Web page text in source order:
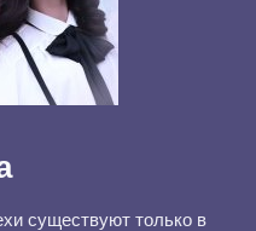
существуют только в